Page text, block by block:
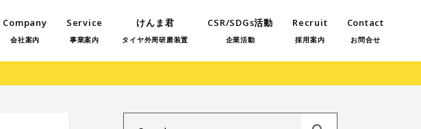
Company
会社案内
Service
事業案内
けんま君
タイヤ外周研磨装置
CSR/SDGs活動
企業活動
Recruit
採用案内
Contact
お問合せ